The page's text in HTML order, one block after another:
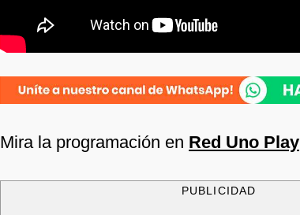
Mira la programación en Red Uno Play
PUBLICIDAD